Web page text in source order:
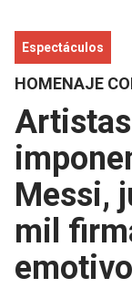
Espectáculos
HOMENAJE
Messi,
mil